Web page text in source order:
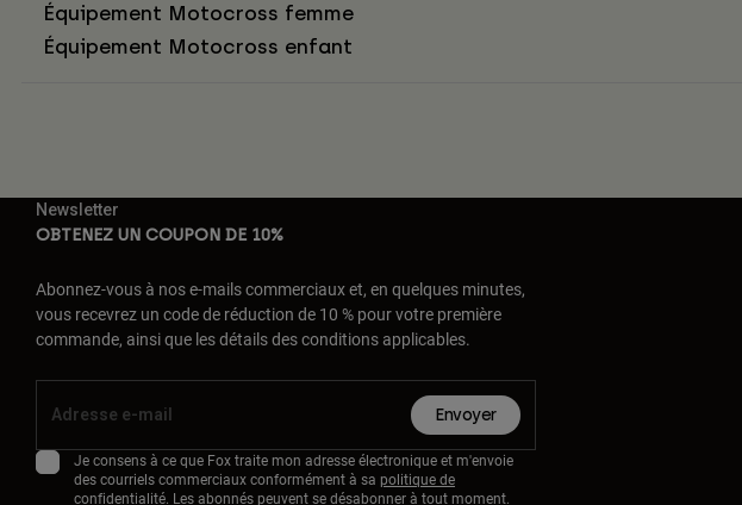
Équipement Motocross femme
Équipement Motocross enfant
Newsletter
OBTENEZ UN COUPON DE 10%
Abonnez-vous à nos e-mails commerciaux et, en quelques minutes,
vous recevrez un code de réduction de 10 % pour votre première
commande, ainsi que les détails des conditions applicables.
Envoyer
Je consens à ce que Fox traite mon adresse électronique et m'envoie
des courriels commerciaux conformément à sa politique de
confidentialité. Les abonnés peuvent se désabonner à tout moment.